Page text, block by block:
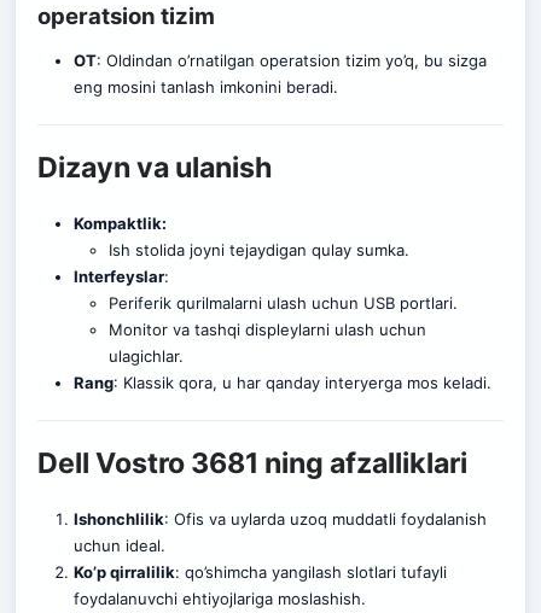
operatsion tizim
OT: Oldindan o’rnatilgan operatsion tizim yo’q, bu sizga
eng mosini tanlash imkonini beradi.
Dizayn va ulanish
Kompaktlik:
Ish stolida joyni tejaydigan qulay sumka.
Interfeyslar:
Periferik qurilmalarni ulash uchun USB portlari.
Monitor va tashqi displeylarni ulash uchun
ulagichlar.
Rang: Klassik qora, u har qanday interyerga mos keladi.
Dell Vostro 3681 ning afzalliklari
Ishonchlilik: Ofis va uylarda uzoq muddatli foydalanish
uchun ideal.
Ko’p qirralilik: qo’shimcha yangilash slotlari tufayli
foydalanuvchi ehtiyojlariga moslashish.